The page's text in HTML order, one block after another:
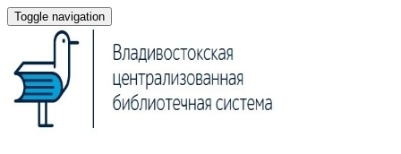
Toggle navigation